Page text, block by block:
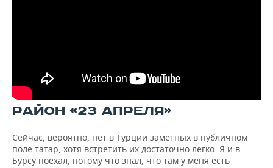
РАЙОН «23 АПРЕЛЯ»
Сейчас, вероятно, нет в Турции заметных в публичном
поле татар, хотя встретить их достаточно легко. Я и в
Бурсу поехал, потому что знал, что там у меня есть